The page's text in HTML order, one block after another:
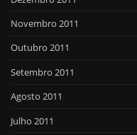
Novembro 2011
Outubro 2011
Setembro 2011
Agosto 2011
Julho 2011